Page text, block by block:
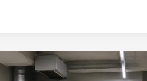
Skyddsrum